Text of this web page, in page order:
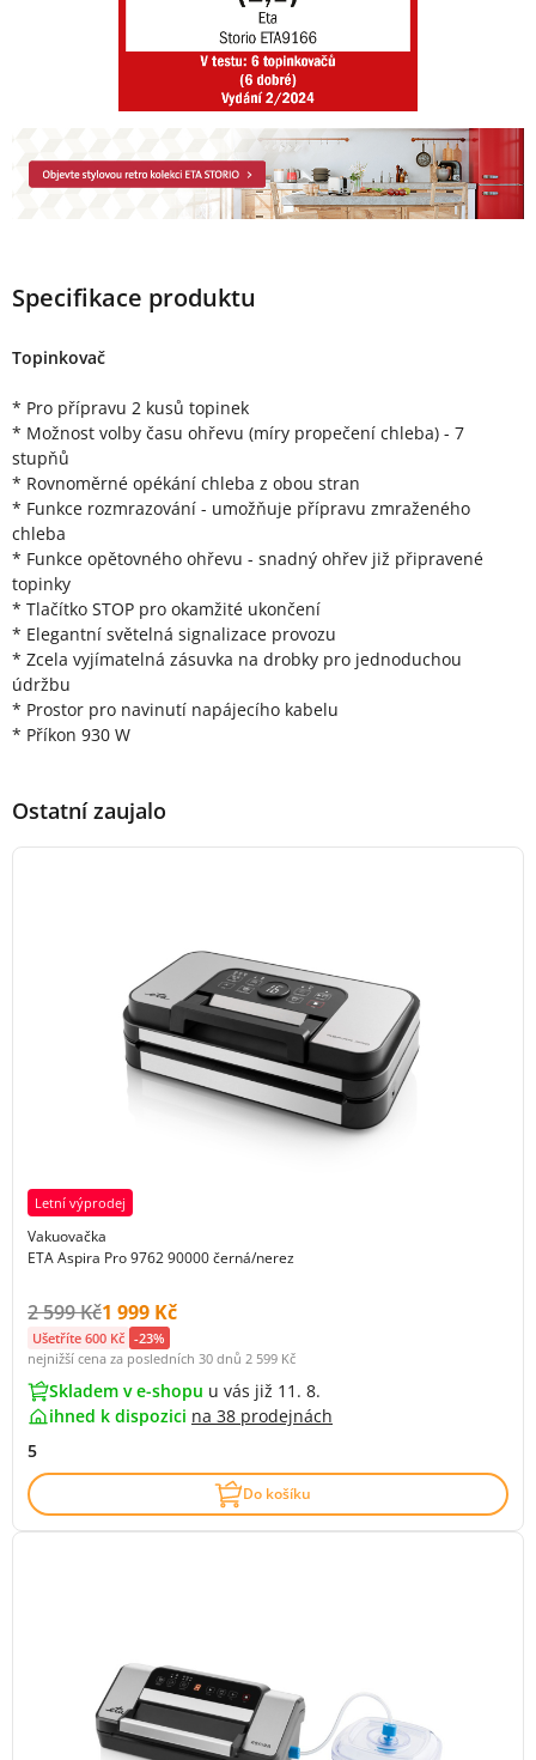
Specifikace produktu
Topinkovač
* Pro přípravu 2 kusů topinek
* Možnost volby času ohřevu (míry propečení chleba) - 7
stupňů
* Rovnoměrné opékání chleba z obou stran
* Funkce rozmrazování - umožňuje přípravu zmraženého
chleba
* Funkce opětovného ohřevu - snadný ohřev již připravené
topinky
* Tlačítko STOP pro okamžité ukončení
* Elegantní světelná signalizace provozu
* Zcela vyjímatelná zásuvka na drobky pro jednoduchou
údržbu
* Prostor pro navinutí napájecího kabelu
* Příkon 930 W
Ostatní zaujalo
Letní výprodej
Vakuovačka
ETA Aspira Pro 9762 90000 černá/nerez
Původní cena s DPH:
2 599 KčCena s DPH:
1 999 Kč
Ušetříte 600 Kč -23%
nejnižší cena za posledních 30 dnů 2 599 Kč
Skladem v e-shopu u vás již 11. 8.
ihned k dispozici na 38 prodejnách
5
Do košíku